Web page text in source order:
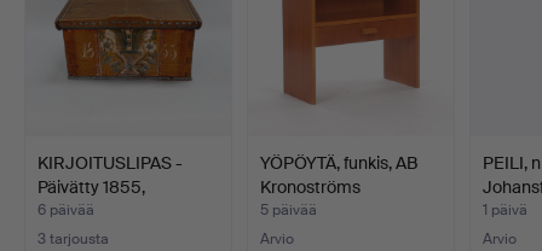
(peilien
Tukholmassa
1805-
KIRJOITUSLIPAS -
Päivätty 1855,
alkuperäin…
6 päivää
3 tarjousta
YÖPÖYTÄ, funkis, AB
Kronoströms
Spegelfabr…
5 päivää
Arvio
PEILI,
1 päivä
Arvio